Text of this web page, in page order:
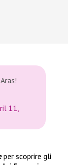
11,
per scoprire gli